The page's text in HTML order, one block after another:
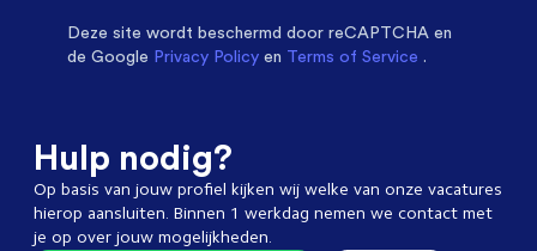
Deze site wordt beschermd door reCAPTCHA en
de Google Privacy Policy en Terms of Service .
Hulp nodig?
Op basis van jouw profiel kijken wij welke van onze vacatures
hierop aansluiten. Binnen 1 werkdag nemen we contact met
je op over jouw mogelijkheden.